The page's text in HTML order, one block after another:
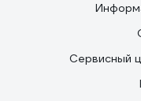
Сервисный